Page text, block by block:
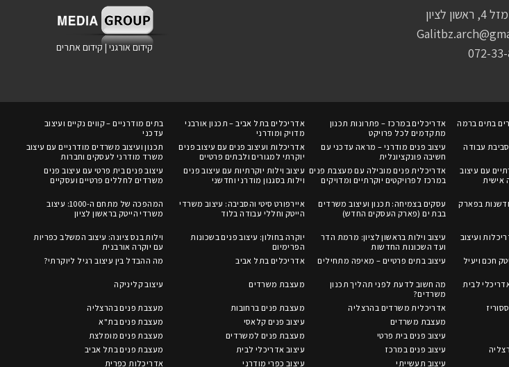
לציון
072-
קידום אורגני|קידום אתרים
בתים ברמה
אדריכלים במרכז – פתרונות תכנון
מתקדמים לכל פרויקט
אדריכלים בתל אביב – תכנון אורבני
מדויק ומודרני
בתים מודרניים – קווים נקיים ועיצוב
עדכני
עבודה
עיצוב פנים מודרני – מראה עדכני עם
חשיבה פונקציונלית
אדריכלות ועיצוב פנים עם עיצוב פנים
יוקרתי למגורים ולבתים פרטיים
תכנון ועיצוב משרדים מודרניים עם עיצוב
משרד מודרני לעסקים וחברות
עם עיצוב
אישית
אדריכלית פנים מובילה עם מעצבת פנים
במרכז לפרויקטים יוקרתיים ומדויקים
עיצוב וילות יוקרתיות עם עיצוב פנים
וילות בסגנון מודרני וחדשני
עיצוב פנים בית פרטי עם עיצוב פנים
משרדים לחללים פרטיים ועסקיים
בפארק
עסקים בצמיחה: תכנון ועיצוב משרדים
בבת ים (פארק העסקים החדש)
איירפורט סיטי והסביבה: עיצוב משרדי
הייטק וחללי עבודה בלוד
המהפכה של מתחם ה-1000: עיצוב
משרדי הייטק בראשון לציון
ועיצוב
עיצוב וילות בראשון לציון: מרמת הדר
ועד השכונות החדשות
יוקרה בחולון: עיצוב פנים בשכונות
הפרימיום
וילות בנס ציונה: עיצוב המשלב כפריות
עם יוקרה אורבנית
חכם ויעיל עיצוב בתים פרטיים – מאיפה מתחילים אדריכלים בתל אביב מה ההבדל בין עיצוב רגיל ליוקרתי?
לבית
מה חשוב לדעת לפני תהליך תכנון
משרדים?
מעצבת משרדים עיצוב קליניקה
אדריכלית משרדים בהרצליה מעצבת פנים ברחובות
מעצבת פנים בהרצליה
מעצבת משרדים עיצוב פנים קלאסי
מעצבת פנים בת"א
עיצוב פנים בית פרטי מעצבת פנים למשרדים
מעצבת פנים מומלצת
עיצוב פנים במרכז עיצוב אדריכלי לבית
מעצבת פנים בתל אביב
עיצוב תעשייתי עיצוב כפרי מודרני אדריכלות כפרית